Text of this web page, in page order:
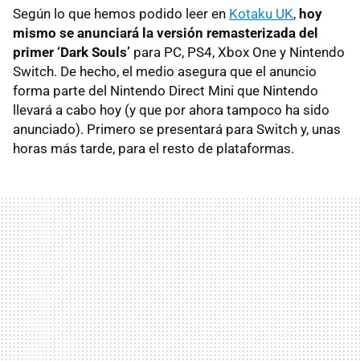
Según lo que hemos podido leer en Kotaku UK, hoy
mismo se anunciará la versión remasterizada del
primer ‘Dark Souls’ para PC, PS4, Xbox One y Nintendo
Switch. De hecho, el medio asegura que el anuncio
forma parte del Nintendo Direct Mini que Nintendo
llevará a cabo hoy (y que por ahora tampoco ha sido
anunciado). Primero se presentará para Switch y, unas
horas más tarde, para el resto de plataformas.